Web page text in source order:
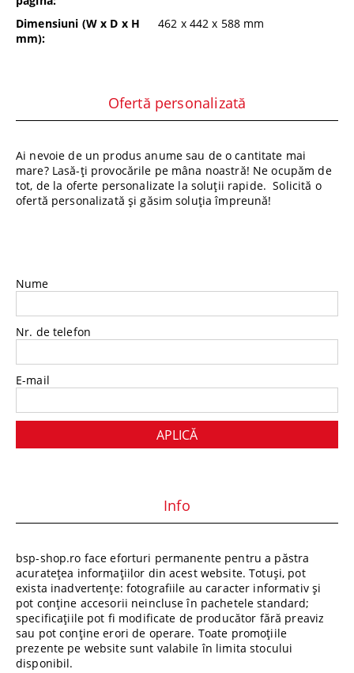
Dimensiuni (W x D x H
mm):
462 x 442 x 588 mm
Ofertă personalizată
Ai nevoie de un produs anume sau de o cantitate mai
mare? Lasă-ți provocările pe mâna noastră! Ne ocupăm de
tot, de la oferte personalizate la soluții rapide. Solicită o
ofertă personalizată și găsim soluția împreună!
Nume
Nr. de telefon
E-mail
Info
bsp-shop.ro face eforturi permanente pentru a păstra
acuratețea informațiilor din acest website. Totuși, pot
exista inadvertențe: fotografiile au caracter informativ și
pot conține accesorii neincluse în pachetele standard;
specificațiile pot fi modificate de producător fără preaviz
sau pot conține erori de operare. Toate promoțiile
prezente pe website sunt valabile în limita stocului
disponibil.